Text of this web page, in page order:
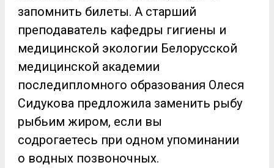
запомнить билеты. А старший
преподаватель кафедры гигиены и
медицинской экологии Белорусской
медицинской академии
последипломного образования Олеся
Сидукова предложила заменить рыбу
рыбьим жиром, если вы
содрогаетесь при одном упоминании
о водных позвоночных.